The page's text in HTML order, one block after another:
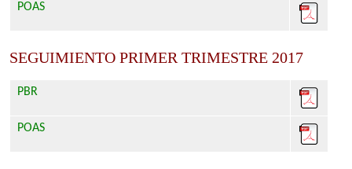
POAS
SEGUIMIENTO PRIMER TRIMESTRE 2017
PBR
POAS